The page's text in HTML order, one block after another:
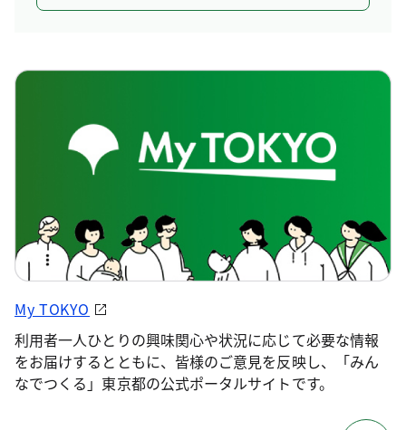
My TOKYO
利用者一人ひとりの興味関心や状況に応じて必要な情報
をお届けするとともに、皆様のご意見を反映し、「みん
なでつくる」東京都の公式ポータルサイトです。